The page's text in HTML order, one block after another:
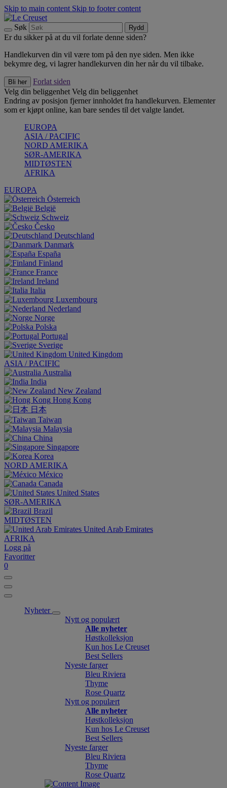
Skip to main content Skip to footer content
Søk Rydd
Er du sikker på at du vil forlate denne siden?
Handlekurven din vil være tom på den nye siden. Men ikke
bekymre deg, vi lagrer handlekurven din her når du vil tilbake.
Bli her
Forlat siden
Velg din beliggenhet Velg din beliggenhet
Endring av posisjon fjerner innholdet fra handlekurven. Elementer
som er kjøpt online, kan bare sendes til det valgte landet.
EUROPA
ASIA / PACIFIC
NORD AMERIKA
SØR-AMERIKA
MIDTØSTEN
AFRIKA
EUROPA
Österreich
België
Schweiz
Česko
Deutschland
Danmark
España
Finland
France
Ireland
Italia
Luxembourg
Nederland
Norge
Polska
Portugal
Sverige
United Kingdom
ASIA / PACIFIC
Australia
India
New Zealand
Hong Kong
日本
Taiwan
Malaysia
China
Singapore
Korea
NORD AMERIKA
México
Canada
United States
SØR-AMERIKA
Brazil
MIDTØSTEN
United Arab Emirates
AFRIKA
Logg på
Favoritter
0
Nyheter
Nytt og populært
Alle nyheter
Høstkolleksjon
Kun hos Le Creuset
Best Sellers
Nyeste farger
Bleu Riviera
Thyme
Rose Quartz
Nytt og populært
Alle nyheter
Høstkolleksjon
Kun hos Le Creuset
Best Sellers
Nyeste farger
Bleu Riviera
Thyme
Rose Quartz